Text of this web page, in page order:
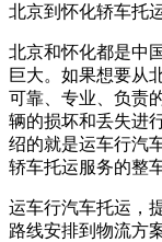
北京到怀化轿车托
北京和怀化都是中
巨大。如果想要从
可靠、专业、负责
辆的损坏和丢失进
绍的就是运车行汽
轿车托运服务的整
运车行汽车托运，
路线安排到物流方